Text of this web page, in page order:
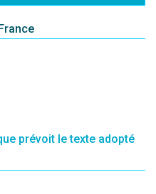
prévoit le texte adopté